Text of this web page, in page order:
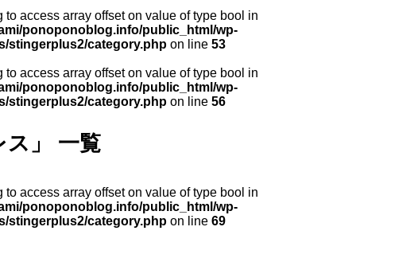
to access array offset on value of type bool in
ponoponoblog.info/public_html/wp-
stingerplus2/category.php on line 53
to access array offset on value of type bool in
ponoponoblog.info/public_html/wp-
stingerplus2/category.php on line 56
ス」 一覧
to access array offset on value of type bool in
ponoponoblog.info/public_html/wp-
stingerplus2/category.php on line 69